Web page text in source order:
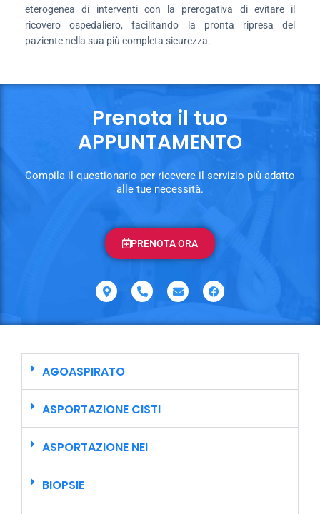
eterogenea di interventi con la prerogativa di evitare il
ricovero ospedaliero, facilitando la pronta ripresa del
paziente nella sua più completa sicurezza.
Prenota il tuo
APPUNTAMENTO
Compila il questionario per ricevere il servizio più adatto
alle tue necessità.
PRENOTA ORA
AGOASPIRATO
ASPORTAZIONE CISTI
ASPORTAZIONE NEI
BIOPSIE